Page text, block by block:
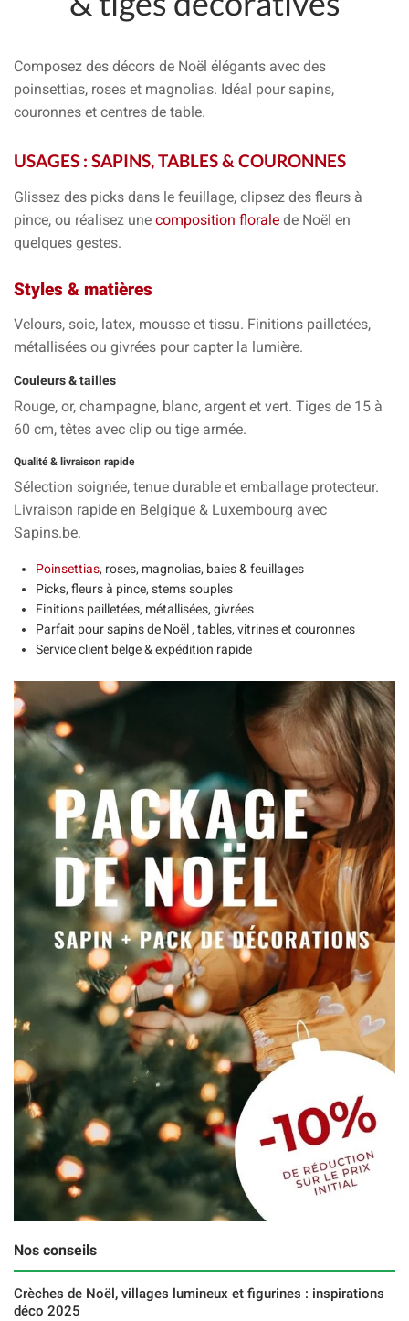
Nos conseils
Crèches de Noël, villages lumineux et figurines : inspirations
déco 2025
Composez des décors de Noël élégants avec des
poinsettias, roses et magnolias. Idéal pour sapins,
couronnes et centres de table.
USAGES : SAPINS, TABLES & COURONNES
Glissez des picks dans le feuillage, clipsez des fleurs à
pince, ou réalisez une composition florale de Noël en
quelques gestes.
Styles & matières
Velours, soie, latex, mousse et tissu. Finitions pailletées,
métallisées ou givrées pour capter la lumière.
Couleurs & tailles
Rouge, or, champagne, blanc, argent et vert. Tiges de 15 à
60 cm, têtes avec clip ou tige armée.
Qualité & livraison rapide
Sélection soignée, tenue durable et emballage protecteur.
Livraison rapide en Belgique & Luxembourg avec
Sapins.be.
Poinsettias, roses, magnolias, baies & feuillages
Picks, fleurs à pince, stemssouples
Finitions pailletées, métallisées, givrées
Parfait pour sapins de Noël , tables, vitrines et couronnes
Service client belge & expédition rapide